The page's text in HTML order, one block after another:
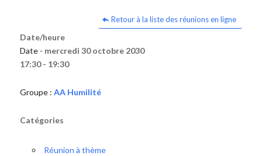
Retour à la liste des réunions en ligne
Date/heure
Date - mercredi 30 octobre 2030
17:30 - 19:30
Groupe : AA Humilité
Catégories
Réunion à thème